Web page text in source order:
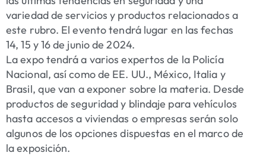
variedad de servicios y productos relacionados a
este rubro. El evento tendrá lugar en las fechas
14, 15 y 16 de junio de 2024.
La expo tendrá a varios expertos de la Policía
Nacional, así como de EE. UU., México, Italia y
Brasil, que van a exponer sobre la materia. Desde
productos de seguridad y blindaje para vehículos
hasta accesos a viviendas o empresas serán solo
algunos de los opciones dispuestas en el marco de
la exposición.